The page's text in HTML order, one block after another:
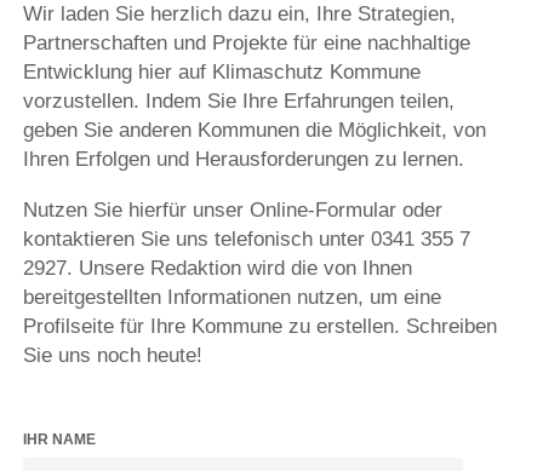
Wir laden Sie herzlich dazu ein, Ihre Strategien,
Partnerschaften und Projekte für eine nachhaltige
Entwicklung hier auf Klimaschutz Kommune
vorzustellen. Indem Sie Ihre Erfahrungen teilen,
geben Sie anderen Kommunen die Möglichkeit, von
Ihren Erfolgen und Herausforderungen zu lernen.
Nutzen Sie hierfür unser Online-Formular oder
kontaktieren Sie uns telefonisch unter 0341 355 7
2927. Unsere Redaktion wird die von Ihnen
bereitgestellten Informationen nutzen, um eine
Profilseite für Ihre Kommune zu erstellen. Schreiben
Sie uns noch heute!
IHR NAME